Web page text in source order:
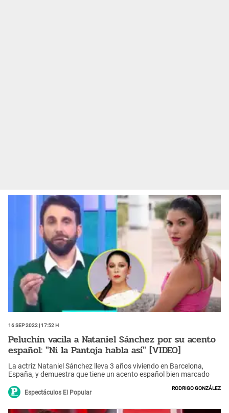
16 Sep 2022 | 17:52 h
Peluchín vacila a Nataniel Sánchez por su acento
español: "Ni la Pantoja habla así" [VIDEO]
La actriz Nataniel Sánchez lleva 3 años viviendo en Barcelona,
España, y demuestra que tiene un acento español bien marcado
Espectáculos El Popular
Rodrigo González